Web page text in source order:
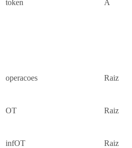
token A
operacoes Raiz
OT Raiz
infOT Raiz